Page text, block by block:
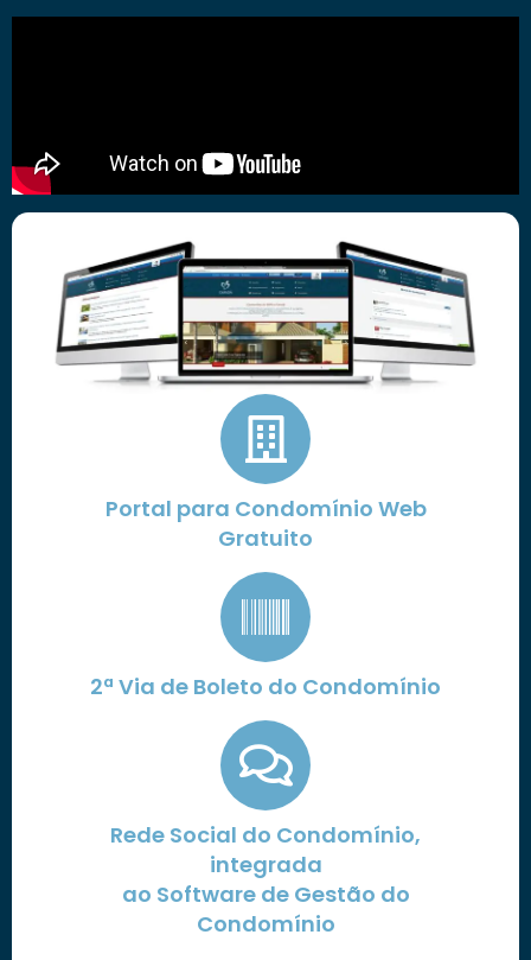
Portal para Condomínio Web
Gratuito
2ª Via de Boleto do Condomínio
Rede Social do Condomínio,
integrada
ao Software de Gestão do
Condomínio